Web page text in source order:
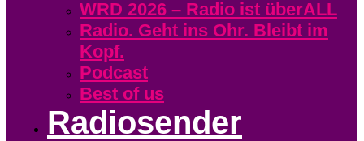
WRD 2026 – Radio ist überALL
Radio. Geht ins Ohr. Bleibt im
Kopf.
Podcast
Best of us
Radiosender